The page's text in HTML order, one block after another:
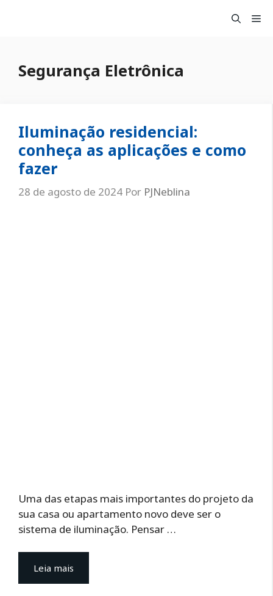
Segurança Eletrônica
Iluminação residencial:
conheça as aplicações e como
fazer
28 de agosto de 2024 Por PJNeblina
Uma das etapas mais importantes do projeto da
sua casa ou apartamento novo deve ser o
sistema de iluminação. Pensar …
Leia mais